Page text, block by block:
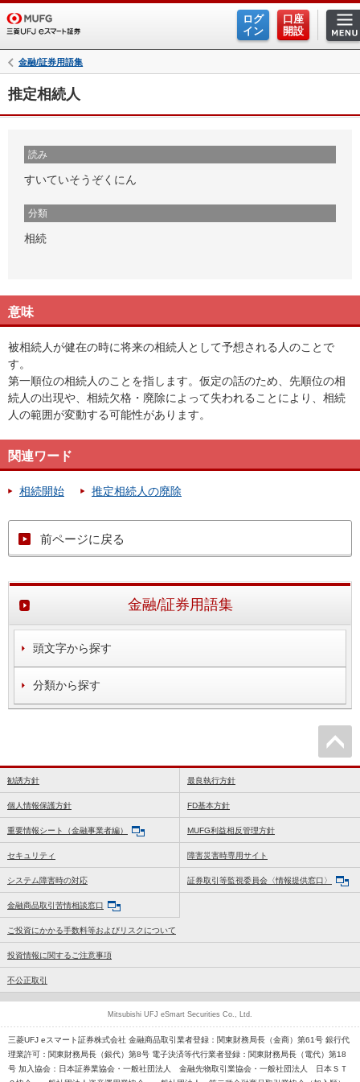
ログ
イン
口座
開設
金融/証券用語集
推定相続人
読み
すいていそうぞくにん
分類
相続
意味
被相続人が健在の時に将来の相続人として予想される人のことで
す。
第一順位の相続人のことを指します。仮定の話のため、先順位の相
続人の出現や、相続欠格・廃除によって失われることにより、相続
人の範囲が変動する可能性があります。
関連ワード
相続開始 推定相続人の廃除
前ページに戻る
金融/証券用語集
頭文字から探す
分類から探す
勧誘方針 最良執行方針
個人情報保護方針 FD基本方針
重要情報シート（金融事業者編） MUFG利益相反管理方針
セキュリティ 障害災害時専用サイト
システム障害時の対応 証券取引等監視委員会〈情報提供窓口〉
金融商品取引苦情相談窓口
ご投資にかかる手数料等およびリスクについて
投資情報に関するご注意事項
不公正取引
三菱UFJ eスマート証券株式会社 金融商品取引業者登録：関東財務局長（金商）第61号 銀行代
理業許可：関東財務局長（銀代）第8号 電子決済等代行業者登録：関東財務局長（電代）第18
号 加入協会：日本証券業協会・一般社団法人 金融先物取引業協会・一般社団法人 日本ＳＴ
Mitsubishi UFJ eSmart Securities Co., Ltd.